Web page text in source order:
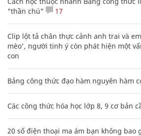
"thần chú"
17
Clip lột tả chân thực cảnh anh trai và
mèo', người tinh ý còn phát hiện một
con
Bảng công thức đạo hàm nguyên hàm
Các công thức hóa học lớp 8, 9 cơ bản
20 số điện thoại ma ám bạn không bao